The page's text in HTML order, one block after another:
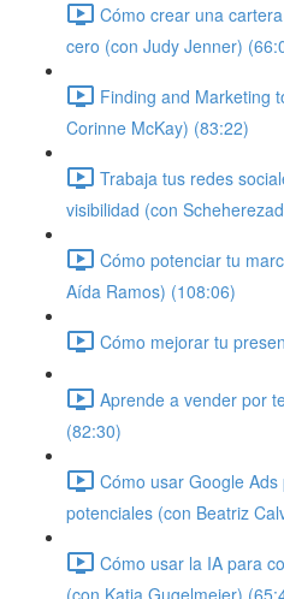
Cómo crear una
cero (con Judy Jenner)
Finding and Marketing
Corinne McKay) (83:22)
Trabaja tus redes
visibilidad (con
Cómo potenciar tu
Aída Ramos) (108:06)
Cómo mejorar tu
Aprende a vender por
(82:30)
Cómo usar Google
potenciales (con Beatriz
Cómo usar la IA para
(con Katja Gugelmeier)